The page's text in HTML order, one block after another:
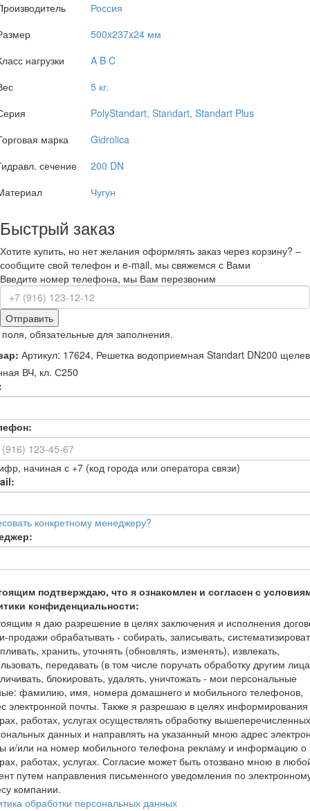
Россия
500x237x24 мм
нагрузки
A B C
5 кг.
PolyStandart, Standart, Standart Plus
марка
Gidrolica
сечение
200 DN
Чугун
Быстрый заказ
Хотите купить, но нет желания оформлять заказ через корзину? –
сообщите свой телефон и e-mail, мы свяжемся с Вами
Введите номер телефона, мы Вам перезвоним
Отправить
обязательные для заполнения.
Артикул: 17624, Решетка водоприемная Standart DN200
ВЧ, кл. С250
начиная с +7 (код города или оператора связи)
конкретному менеджеру?
подтверждаю, что я ознакомлен и согласен с
конфиденциальности:
я даю разрешение в целях заключения и исполнения
продажи обрабатывать - собирать, записывать,
хранить, уточнять (обновлять, изменять), извлекать,
передавать (в том числе поручать обработку другим
блокировать, удалять, уничтожать - мои персональные
фамилию, имя, номера домашнего и мобильного телефонов,
электронной почты. Также я разрешаю в целях
работах, услугах осуществлять обработку вышеперечисленных
данных и направлять на указанный мною адрес
и/или на номер мобильного телефона рекламу и информацию о
работах, услугах. Согласие может быть отозвано мною в
путем направления письменного уведомления по
компании.
обработки персональных данных